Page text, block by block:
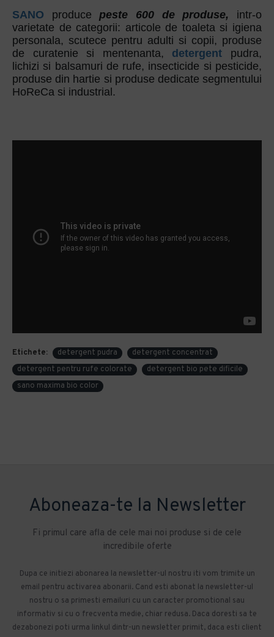
SANO producepeste 600 de produse, intr-o
varietate de categorii: articole de toaleta si igiena
personala, scutece pentru adulti si copii, produse
de curatenie si mentenanta, detergent pudra,
lichizi si balsamuri de rufe, insecticide si pesticide,
produse din hartie si produse dedicate segmentului
HoReCa si industrial.
Etichete: detergent pudra
detergent concentrat
detergent pentru rufe colorate
detergent bio pete dificile
sano maxima bio color
Aboneaza-te la Newsletter
Fi primul care afla de cele mai noi produse si de cele
incredibile oferte
Dupa ce initiezi abonarea la newsletter-ul nostru iti vom trimite un
email pentru activarea abonarii. Cand esti abonat la newsletter-ul
nostru o sa primesti emailuri cu un caracter promotional sau
informativ si cu o frecventa medie, chiar redusa. Daca doresti sa te
dezabonezi poti urma linkul dintr-un newsletter primit, daca esti client